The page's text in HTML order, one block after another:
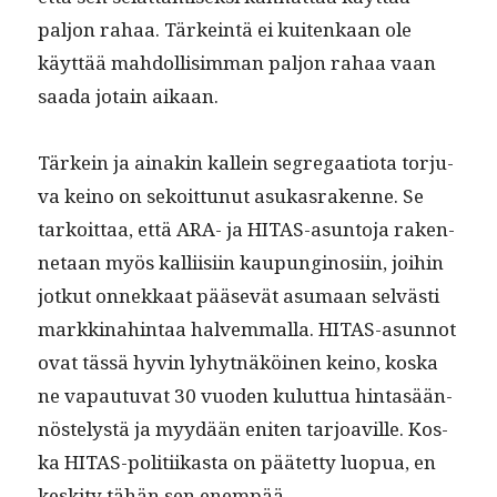
paljon rahaa. Tärkein­tä ei kuitenkaan ole
käyt­tää mah­dol­lisim­man paljon rahaa vaan
saa­da jotain aikaan.
Tärkein ja ainakin kallein seg­re­gaa­tio­ta tor­ju­
va keino on sekoit­tunut asukas­rakenne. Se
tarkoit­taa, että ARA- ja HITAS-asun­to­ja raken­
netaan myös kalli­isi­in kaupungi­nosi­in, joi­hin
jotkut onnekkaat pää­sevät asumaan selvästi
markki­nahin­taa halvem­mal­la. HITAS-asun­not
ovat tässä hyvin lyhyt­näköi­nen keino, kos­ka
ne vapau­tu­vat 30 vuo­den kulut­tua hin­tasään­
nöstelystä ja myy­dään eniten tar­joav­ille. Kos­
ka HITAS-poli­ti­ikas­ta on päätet­ty luop­ua, en